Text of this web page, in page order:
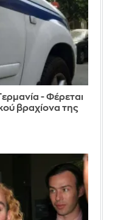
- Φέρεται
βραχίονα της